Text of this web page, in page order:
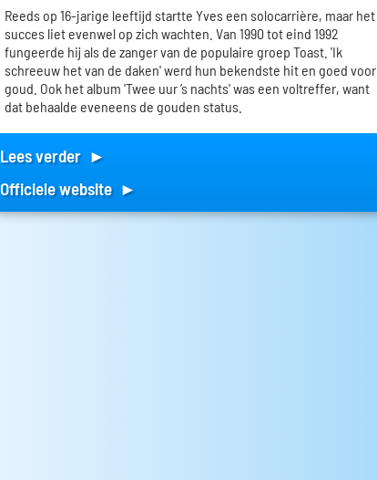
Reeds op 16-jarige leeftijd startte Yves een solocarrière, maar het
succes liet evenwel op zich wachten. Van 1990 tot eind 1992
fungeerde hij als de zanger van de populaire groep Toast. 'Ik
schreeuw het van de daken' werd hun bekendste hit en goed voor
goud. Ook het album 'Twee uur ’s nachts' was een voltreffer, want
dat behaalde eveneens de gouden status.
Lees verder ►
Officiele website ►